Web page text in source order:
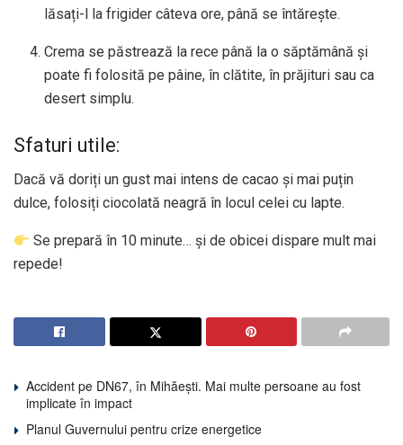
lăsați-l la frigider câteva ore, până se întărește.
Crema se păstrează la rece până la o săptămână și
poate fi folosită pe pâine, în clătite, în prăjituri sau ca
desert simplu.
Sfaturi utile:
Dacă vă doriți un gust mai intens de cacao și mai puțin
dulce, folosiți ciocolată neagră în locul celei cu lapte.
Se prepară în 10 minute… și de obicei dispare mult mai
repede!
Accident pe DN67, în Mihăești. Mai multe persoane au fost
implicate în impact
Planul Guvernului pentru crize energetice